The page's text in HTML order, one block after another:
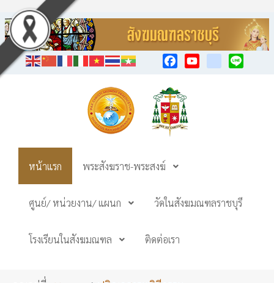
หน้าแรก พระสังฆราช-พระสงฆ์
ศูนย์/ หน่วยงาน/ แผนก วัดในสังฆมณฑลราชบุรี
โรงเรียนในสังฆมณฑล ติดต่อเรา